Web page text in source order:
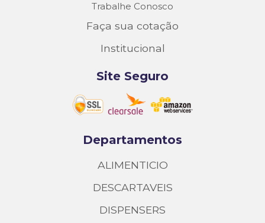
Trabalhe Conosco
Faça sua cotação
Institucional
Site Seguro
Departamentos
ALIMENTICIO
DESCARTAVEIS
DISPENSERS